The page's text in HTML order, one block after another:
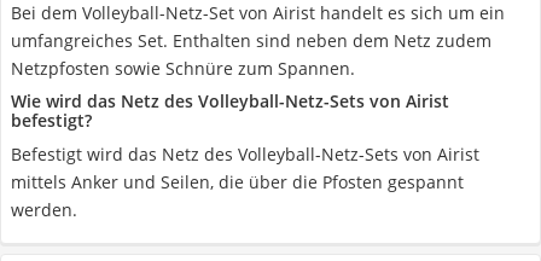
Bei dem Volleyball-Netz-Set von Airist handelt es sich um ein
umfangreiches Set. Enthalten sind neben dem Netz zudem
Netzpfosten sowie Schnüre zum Spannen.
Wie wird das Netz des Volleyball-Netz-Sets von Airist
befestigt?
Befestigt wird das Netz des Volleyball-Netz-Sets von Airist
mittels Anker und Seilen, die über die Pfosten gespannt
werden.